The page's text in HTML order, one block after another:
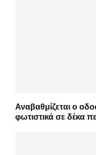
Αναβαθμίζεται ο
φωτιστικά σε δέκα